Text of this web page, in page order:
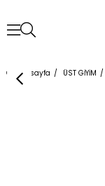
Anasayfa ÜST GİYİM